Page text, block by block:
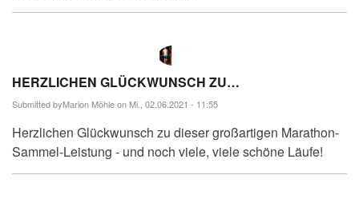
HERZLICHEN GLÜCKWUNSCH ZU…
Submitted byMarion Möhleon Mi., 02.06.2021 - 11:55
Herzlichen Glückwunsch zu dieser großartigen Marathon-
Sammel-Leistung - und noch viele, viele schöne Läufe!